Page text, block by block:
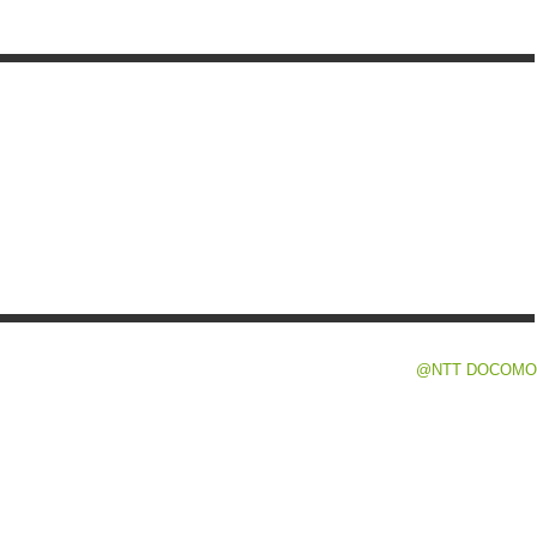
@NTT DOCOMO